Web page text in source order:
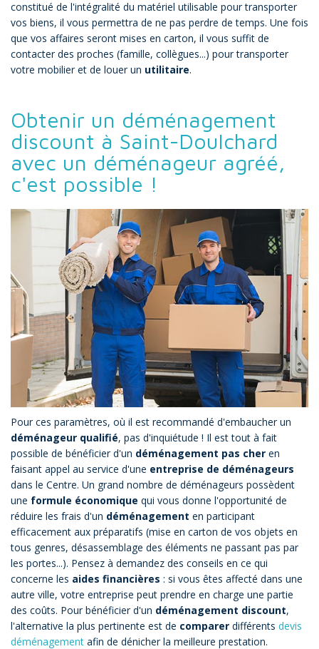
constitué de l'intégralité du matériel utilisable pour transporter
vos biens, il vous permettra de ne pas perdre de temps. Une fois
que vos affaires seront mises en carton, il vous suffit de
contacter des proches (famille, collègues...) pour transporter
votre mobilier et de louer un utilitaire.
Obtenir un déménagement
discount à Saint-Doulchard
avec un déménageur agréé,
c'est possible !
Pour ces paramètres, où il est recommandé d'embaucher un
déménageur qualifié, pas d'inquiétude ! Il est tout à fait
possible de bénéficier d'un déménagement pas cher en
faisant appel au service d'une entreprise de déménageurs
dans le Centre. Un grand nombre de déménageurs possèdent
une formule économique qui vous donne l'opportunité de
réduire les frais d'un déménagement en participant
efficacement aux préparatifs (mise en carton de vos objets en
tous genres, désassemblage des éléments ne passant pas par
les portes...). Pensez à demandez des conseils en ce qui
concerne les aides financières : si vous êtes affecté dans une
autre ville, votre entreprise peut prendre en charge une partie
des coûts. Pour bénéficier d'un déménagement discount,
l'alternative la plus pertinente est de comparer différents devis
déménagement afin de dénicher la meilleure prestation.